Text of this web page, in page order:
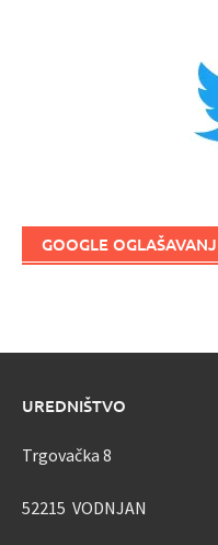
GOOGLE
UREDNIŠTVO
Trgovačka 8
52215 VODNJAN